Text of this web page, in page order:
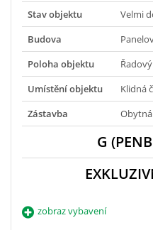
Stav objektu
Velmi
Budova
Poloha objektu
Řadový
Umístění objektu
Klidná
Zástavba
Obytná
G
zobraz vybavení